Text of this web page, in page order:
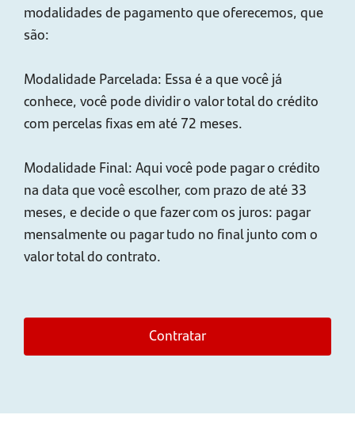
modalidades de pagamento que oferecemos, que
são:
Modalidade Parcelada: Essa é a que você já
conhece, você pode dividir o valor total do crédito
com percelas fixas em até 72 meses.
Modalidade Final: Aqui você pode pagar o crédito
na data que você escolher, com prazo de até 33
meses, e decide o que fazer com os juros: pagar
mensalmente ou pagar tudo no final junto com o
valor total do contrato.
Contratar